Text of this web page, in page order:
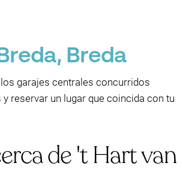
Breda
garajes centrales concurridos
reservar un lugar que coincida con tu
de 't Hart van